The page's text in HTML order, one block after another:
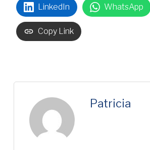
LinkedIn WhatsApp
Copy Link
Patricia